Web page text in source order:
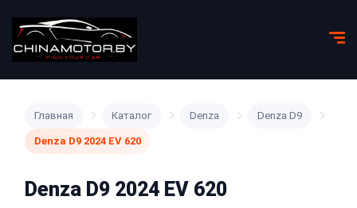
Главная Каталог Denza Denza D9
Denza D9 2024 EV 620
Denza D9 2024 EV 620